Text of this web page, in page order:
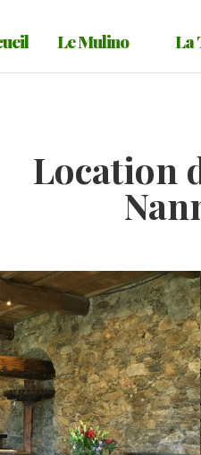
Le Mulino La
Location